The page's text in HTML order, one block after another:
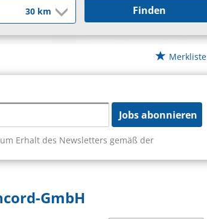
Finden
Merkliste
Jobs abonnieren
Erhalt des Newsletters gemäß der
GmbH